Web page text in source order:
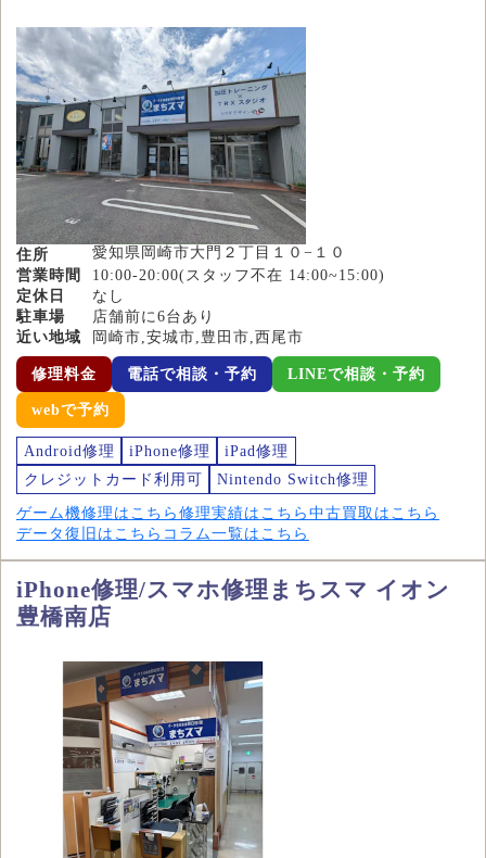
住所
愛知県岡崎市大門２丁目１０−１０
営業時間
10:00-20:00(スタッフ不在 14:00~15:00)
定休日
なし
駐車場
店舗前に6台あり
近い地域
岡崎市,安城市,豊田市,西尾市
修理料金 電話で相談・予約 LINEで相談・予約
webで予約
Android修理 iPhone修理
iPad修理
クレジットカード利用可
Nintendo Switch修理
ゲーム機修理はこちら 修理実績はこちら 中古買取はこちら
データ復旧はこちら コラム一覧はこちら
iPhone修理/スマホ修理まちスマ イオン
豊橋南店